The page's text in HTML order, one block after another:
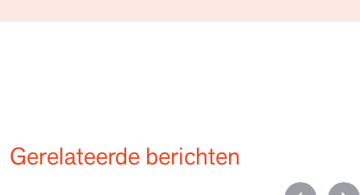
Gerelateerde berichten